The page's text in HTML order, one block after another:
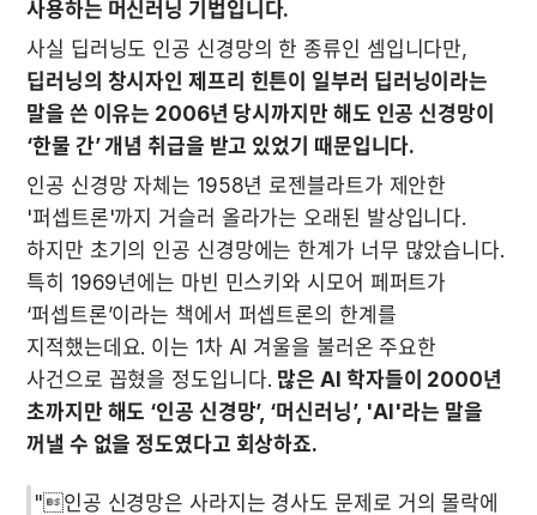
사용하는 머신러닝 기법입니다.
딥러닝의 창시자인 제프리 힌튼이 일부러 딥러닝이라는
말을 쓴 이유는 2006년 당시까지만 해도 인공 신경망이
‘한물 간’ 개념 취급을 받고 있었기 때문입니다.
인공 신경망 자체는 1958년 로젠블라트가 제안한
'퍼셉트론'까지 거슬러 올라가는 오래된 발상입니다.
하지만 초기의 인공 신경망에는 한계가 너무 많았습니다.
특히 1969년에는 마빈 민스키와 시모어 페퍼트가
‘퍼셉트론’이라는 책에서 퍼셉트론의 한계를
지적했는데요. 이는 1차 AI 겨울을 불러온 주요한
사건으로 꼽혔을 정도입니다. 많은 AI 학자들이 2000년
초까지만 해도 ‘인공 신경망’, ‘머신러닝’, 'AI'라는 말을
꺼낼 수 없을 정도였다고 회상하죠.
"인공 신경망은 사라지는 경사도 문제로 거의 몰락에